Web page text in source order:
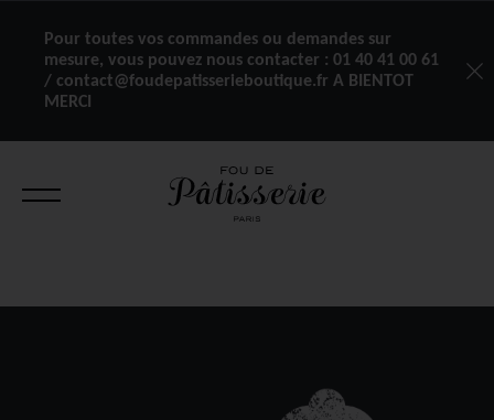
Pour toutes vos commandes ou demandes sur
mesure, vous pouvez nous contacter : 01 40 41 00 61
/ contact@foudepatisserieboutique.fr A BIENTOT
MERCI